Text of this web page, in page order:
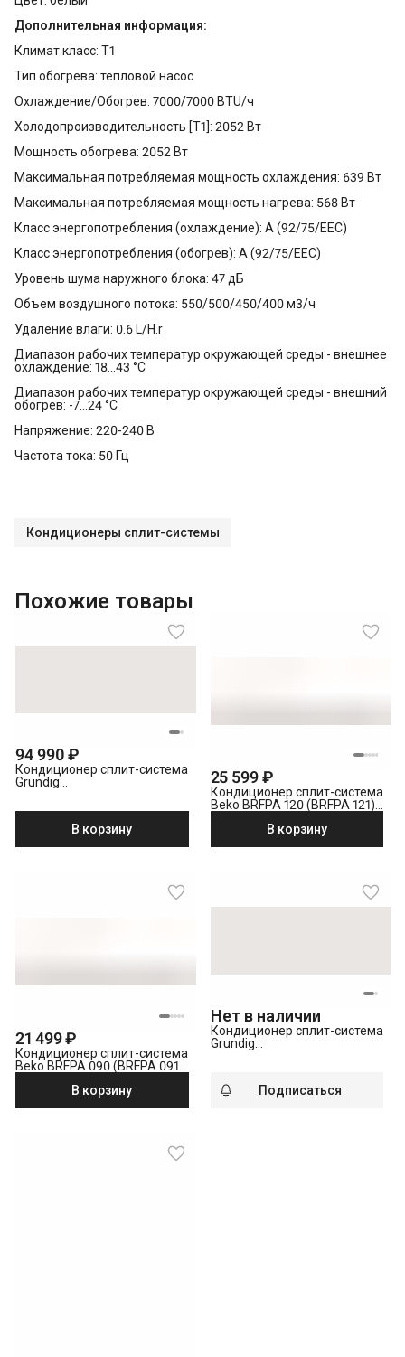
Дополнительная информация:
Климат класс: T1
Тип обогрева: тепловой насос
Охлаждение/Обогрев: 7000/7000 BTU/ч
Холодопроизводительность [T1]: 2052 Вт
Мощность обогрева: 2052 Вт
Максимальная потребляемая мощность охлаждения: 639 Вт
Максимальная потребляемая мощность нагрева: 568 Вт
Класс энергопотребления (охлаждение): A (92/75/EEC)
Класс энергопотребления (обогрев): A (92/75/EEC)
Уровень шума наружного блока: 47 дБ
Объем воздушного потока: 550/500/450/400 м3/ч
Удаление влаги: 0.6 L/H.r
Диапазон рабочих температур окружающей среды - внешнее
охлаждение: 18...43 °C
Диапазон рабочих температур окружающей среды - внешний
обогрев: -7...24 °C
Напряжение: 220-240 В
Частота тока: 50 Гц
Кондиционеры сплит-системы
Похожие товары
94 990 ₽
Кондиционер сплит-система
Grundig
В корзину
25 599 ₽
Кондиционер сплит-система
Beko BRFPA 120 (BRFPA 121)
В корзину
21 499 ₽
Кондиционер сплит-система
Beko BRFPA 090 (BRFPA 091)
В корзину
Нет в наличии
Кондиционер сплит-система
Grundig
Подписаться